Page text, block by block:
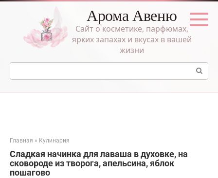
Перейти
Арома Авеню
Сайт о косметике, парфюмах,
ярких запахах и вкусах в вашей
жизни
Поиск:
Главная » Кулинария
Сладкая начинка для лаваша в духовке, на
сковороде из творога, апельсина, яблок
пошагово